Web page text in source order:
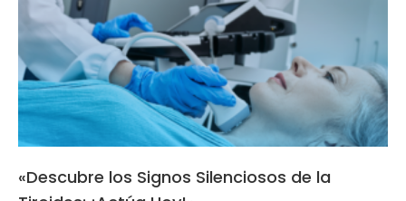
«Descubre los Signos Silenciosos de la